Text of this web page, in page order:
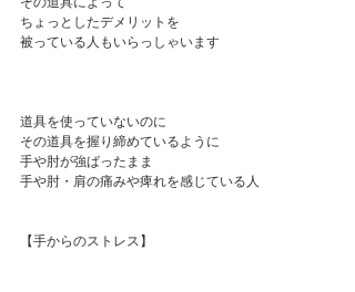
ちょっとしたデメリットを
被っている人もいらっしゃいます
道具を使っていないのに
その道具を握り締めているように
手や肘が強ばったまま
手や肘・肩の痛みや痺れを感じている人
【手からのストレス】